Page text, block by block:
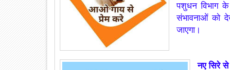
पशुधन विभाग
संभावनाओं को
जाएगा।
नए सिरे से